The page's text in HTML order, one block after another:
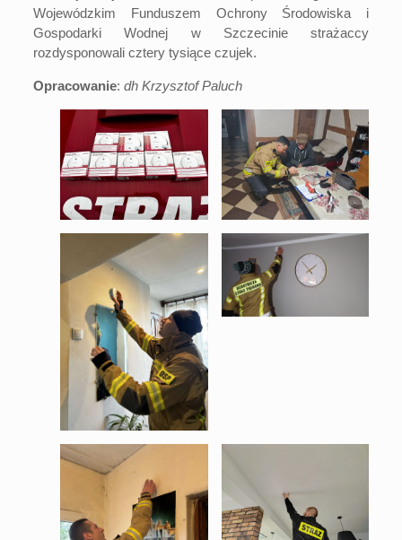
Wojewódzkim Funduszem Ochrony Środowiska i
Gospodarki Wodnej w Szczecinie strażaccy
rozdysponowali cztery tysiące czujek.
Opracowanie: dh Krzysztof Paluch